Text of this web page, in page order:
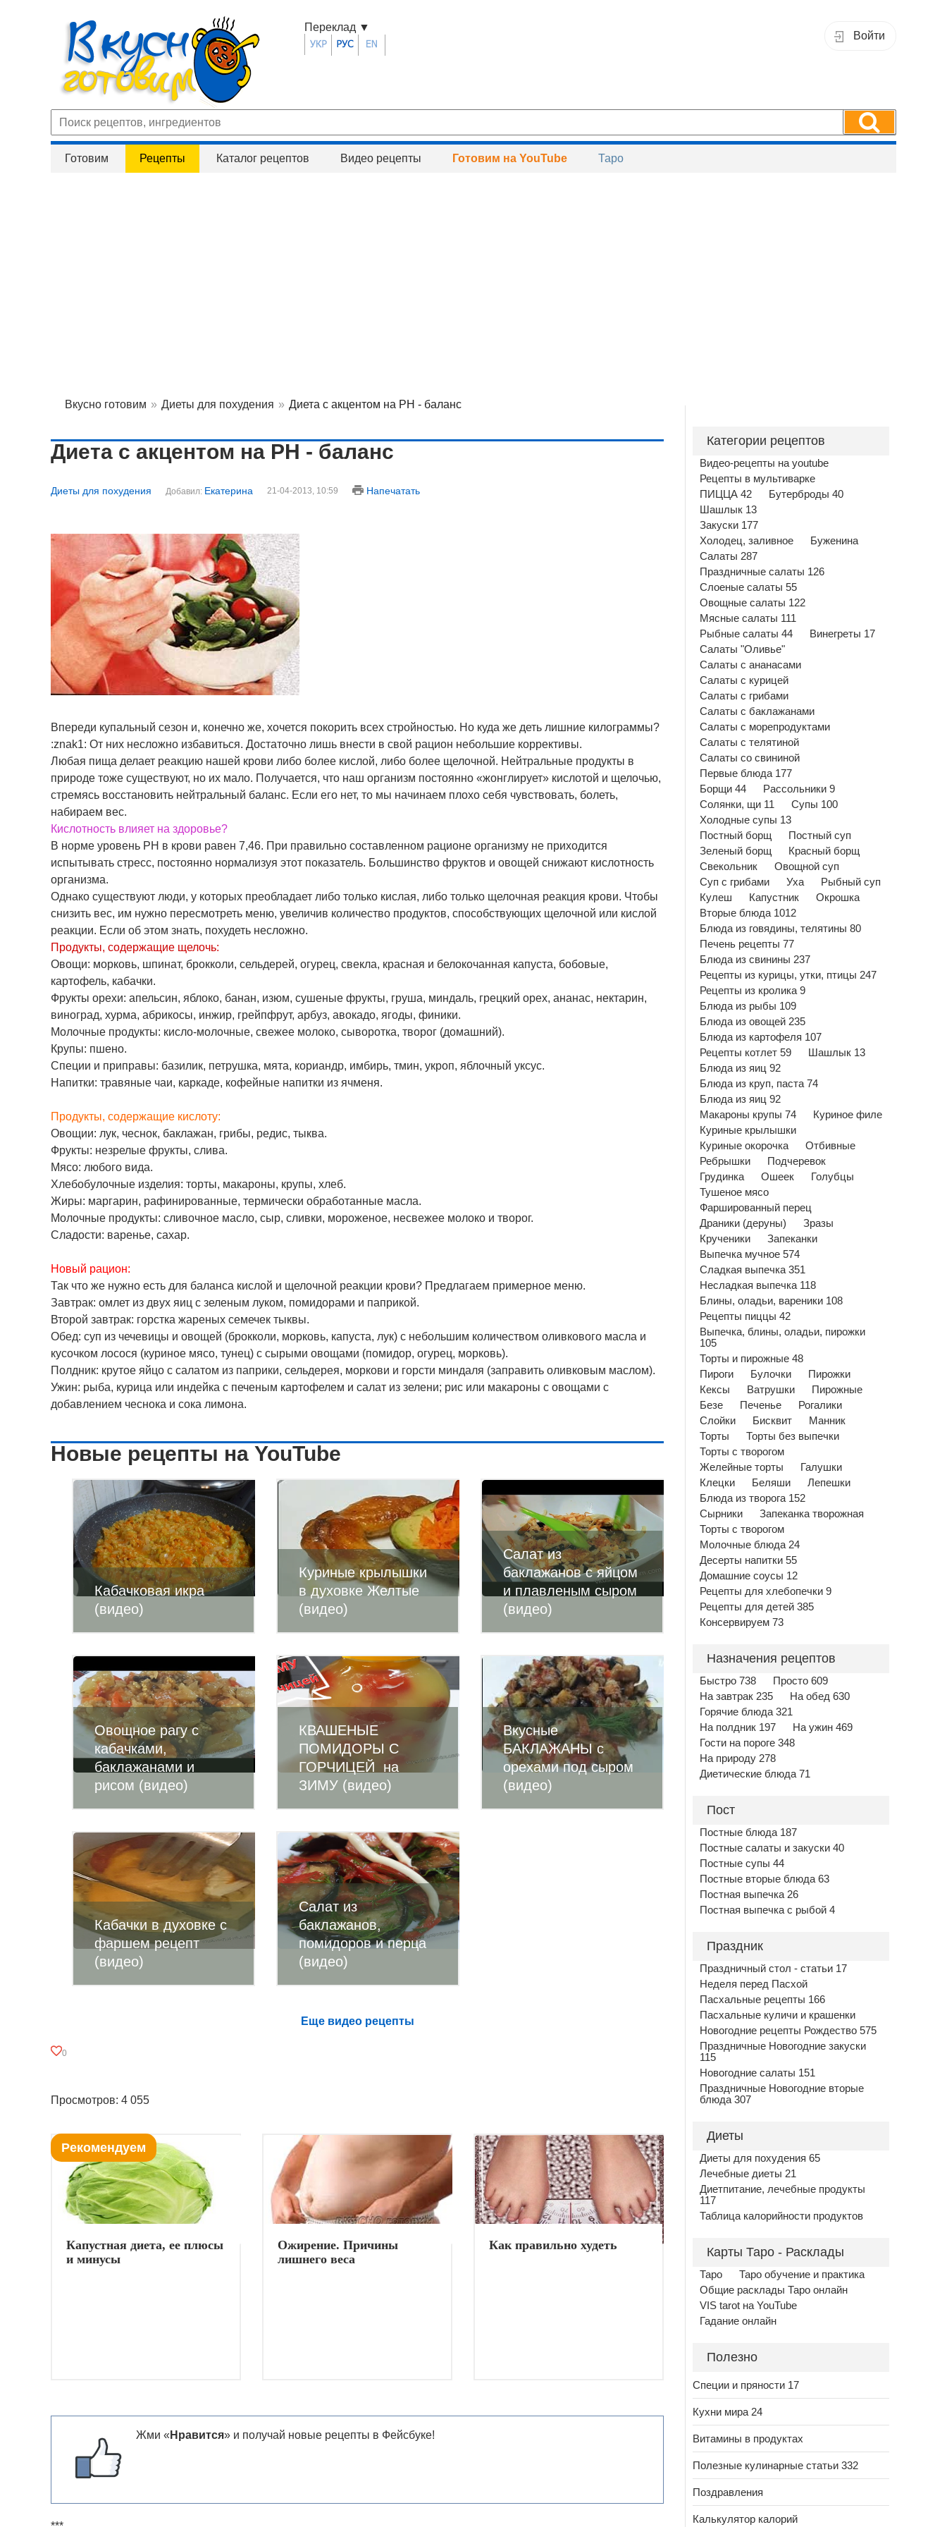
Войти
Переклад ▼
Готовим Рецепты Каталог рецептов Видео рецепты Готовим на YouTube Таро
Вкусно готовим » Диеты для похудения » Диета с акцентом на РН - баланс
Диета с акцентом на РН - баланс
Диеты для похудения Добавил: Екатерина 21-04-2013, 10:59 Напечатать
Впереди купальный сезон и, конечно же, хочется покорить всех стройностью. Но куда же деть лишние килограммы?
:znak1: От них несложно избавиться. Достаточно лишь внести в свой рацион небольшие коррективы.
Любая пища делает реакцию нашей крови либо более кислой, либо более щелочной. Нейтральные продукты в
природе тоже существуют, но их мало. Получается, что наш организм постоянно «жонглирует» кислотой и щелочью,
стремясь восстановить нейтральный баланс. Если его нет, то мы начинаем плохо себя чувствовать, болеть,
набираем вес.
Кислотность влияет на здоровье?
В норме уровень PH в крови равен 7,46. При правильно составленном рационе организму не приходится
испытывать стресс, постоянно нормализуя этот показатель. Большинство фруктов и овощей снижают кислотность
организма.
Однако существуют люди, у которых преобладает либо только кислая, либо только щелочная реакция крови. Чтобы
снизить вес, им нужно пересмотреть меню, увеличив количество продуктов, способствующих щелочной или кислой
реакции. Если об этом знать, похудеть несложно.
Продукты, содержащие щелочь:
Овощи: морковь, шпинат, брокколи, сельдерей, огурец, свекла, красная и белокочанная капуста, бобовые,
картофель, кабачки.
Фрукты орехи: апельсин, яблоко, банан, изюм, сушеные фрукты, груша, миндаль, грецкий орех, ананас, нектарин,
виноград, хурма, абрикосы, инжир, грейпфрут, арбуз, авокадо, ягоды, финики.
Молочные продукты: кисло-молочные, свежее молоко, сыворотка, творог (домашний).
Крупы: пшено.
Специи и приправы: базилик, петрушка, мята, кориандр, имбирь, тмин, укроп, яблочный уксус.
Напитки: травяные чаи, каркаде, кофейные напитки из ячменя.
Продукты, содержащие кислоту:
Овощии: лук, чеснок, баклажан, грибы, редис, тыква.
Фрукты: незрелые фрукты, слива.
Мясо: любого вида.
Хлебобулочные изделия: торты, макароны, крупы, хлеб.
Жиры: маргарин, рафинированные, термически обработанные масла.
Молочные продукты: сливочное масло, сыр, сливки, мороженое, несвежее молоко и творог.
Сладости: варенье, сахар.
Новый рацион:
Так что же нужно есть для баланса кислой и щелочной реакции крови? Предлагаем примерное меню.
Завтрак: омлет из двух яиц с зеленым луком, помидорами и паприкой.
Второй завтрак: горстка жареных семечек тыквы.
Обед: суп из чечевицы и овощей (брокколи, морковь, капуста, лук) с небольшим количеством оливкового масла и
кусочком лосося (куриное мясо, тунец) с сырыми овощами (помидор, огурец, морковь).
Полдник: крутое яйцо с салатом из паприки, сельдерея, моркови и горсти миндаля (заправить оливковым маслом).
Ужин: рыба, курица или индейка с печеным картофелем и салат из зелени; рис или макароны с овощами с
добавлением чеснока и сока лимона.
Новые рецепты на YouTube
Кабачковая икра
(видео)
Куриные крылышки
в духовке Желтые
(видео)
Салат из
баклажанов с яйцом
и плавленым сыром
(видео)
Овощное рагу с
кабачками,
баклажанами и
рисом (видео)
КВАШЕНЫЕ
ПОМИДОРЫ С
ГОРЧИЦЕЙ на
ЗИМУ (видео)
Вкусные
БАКЛАЖАНЫ с
орехами под сыром
(видео)
Кабачки в духовке с
фаршем рецепт
(видео)
Салат из
баклажанов,
помидоров и перца
(видео)
Еще видео рецепты
0
Просмотров: 4 055
Рекомендуем
Капустная диета, ее плюсы
и минусы
Ожирение. Причины
лишнего веса
Как правильно худеть
Жми « Нравится» и получай новые рецепты в Фейсбуке!
Категории рецептов
Видео-рецепты на youtube
Рецепты в мультиварке
ПИЦЦА 42
Бутерброды 40
Шашлык 13
Закуски 177
Холодец, заливное
Буженина
Салаты 287
Праздничные салаты 126
Слоеные салаты 55
Овощные салаты 122
Мясные салаты 111
Рыбные салаты 44
Винегреты 17
Салаты "Оливье"
Салаты с ананасами
Салаты с курицей
Салаты с грибами
Салаты с баклажанами
Салаты с морепродуктами
Салаты с телятиной
Салаты со свининой
Первые блюда 177
Борщи 44
Рассольники 9
Солянки, щи 11
Супы 100
Холодные супы 13
Постный борщ
Постный суп
Зеленый борщ
Красный борщ
Свекольник
Овощной суп
Суп с грибами
Уха
Рыбный суп
Кулеш
Капустник
Окрошка
Вторые блюда 1012
Блюда из говядины, телятины 80
Печень рецепты 77
Блюда из свинины 237
Рецепты из курицы, утки, птицы 247
Рецепты из кролика 9
Блюда из рыбы 109
Блюда из овощей 235
Блюда из картофеля 107
Рецепты котлет 59
Шашлык 13
Блюда из яиц 92
Блюда из круп, паста 74
Блюда из яиц 92
Макароны крупы 74
Куриное филе
Куриные крылышки
Куриные окорочка
Отбивные
Ребрышки
Подчеревок
Грудинка
Ошеек
Голубцы
Тушеное мясо
Фаршированный перец
Драники (деруны)
Зразы
Крученики
Запеканки
Выпечка мучное 574
Сладкая выпечка 351
Несладкая выпечка 118
Блины, оладьи, вареники 108
Рецепты пиццы 42
Выпечка, блины, оладьи, пирожки
105
Торты и пирожные 48
Пироги
Булочки
Пирожки
Кексы
Ватрушки
Пирожные
Безе
Печенье
Рогалики
Слойки
Бисквит
Манник
Торты
Торты без выпечки
Торты с творогом
Желейные торты
Галушки
Клецки
Беляши
Лепешки
Блюда из творога 152
Сырники
Запеканка творожная
Торты с творогом
Молочные блюда 24
Десерты напитки 55
Домашние соусы 12
Рецепты для хлебопечки 9
Рецепты для детей 385
Консервируем 73
Назначения рецептов
Быстро 738
Просто 609
На завтрак 235
На обед 630
Горячие блюда 321
На полдник 197
На ужин 469
Гости на пороге 348
На природу 278
Диетические блюда 71
Пост
Постные блюда 187
Постные салаты и закуски 40
Постные супы 44
Постные вторые блюда 63
Постная выпечка 26
Постная выпечка с рыбой 4
Праздник
Праздничный стол - статьи 17
Неделя перед Пасхой
Пасхальные рецепты 166
Пасхальные куличи и крашенки
Новогодние рецепты Рождество 575
Праздничные Новогодние закуски
115
Новогодние салаты 151
Праздничные Новогодние вторые
блюда 307
Диеты
Диеты для похудения 65
Лечебные диеты 21
Диетпитание, лечебные продукты
117
Таблица калорийности продуктов
Карты Таро - Расклады
Таро
Таро обучение и практика
Общие расклады Таро онлайн
VIS tarot на YouTube
Гадание онлайн
Полезно
Специи и пряности 17
Кухни мира 24
Витамины в продуктах
Полезные кулинарные статьи 332
Поздравления
Калькулятор калорий